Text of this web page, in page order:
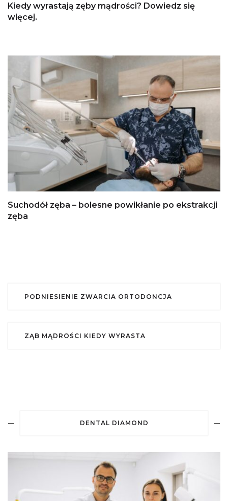
Kiedy wyrastają zęby mądrości? Dowiedz się
więcej.
Suchodół zęba – bolesne powikłanie po ekstrakcji
zęba
PODNIESIENIE ZWARCIA ORTODONCJA
ZĄB MĄDROŚCI KIEDY WYRASTA
DENTAL DIAMOND